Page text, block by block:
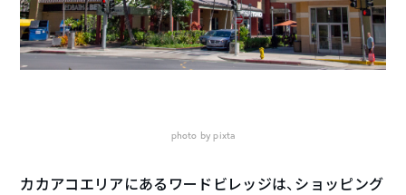
photo by pixta
カカアコエリアにあるワードビレッジは、ショッピング